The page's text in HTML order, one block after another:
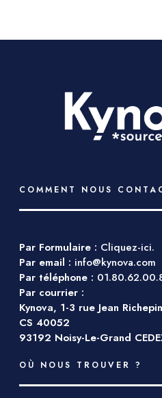
COMMENT NOUS
Par Formulaire : Cliquez-ici.
Par email : info@kynova.com
Par téléphone :
Par courrier :
Kynova, 1-3 rue Jean Richepin
CS 40052
93192 Noisy-Le-Grand
OÙ NOUS TROUVER ?